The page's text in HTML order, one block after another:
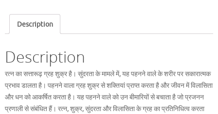
Description
Description
रत्न का सत्तारूढ़ ग्रह शुक्र है। सुंदरता के मामले में, यह पहनने वाले के शरीर पर सकारात्मक
प्रभाव डालता है। पहनने वाला ग्रह शुक्र से शक्तियां प्राप्त करता है और जीवन में विलासिता
और धन को आकर्षित करता है। यह पहनने वाले को उन बीमारियों से बचाता है जो प्रजनन
प्रणाली से संबंधित हैं। रत्न, शुक्र, सुंदरता और विलासिता के ग्रह का प्रतिनिधित्व करता